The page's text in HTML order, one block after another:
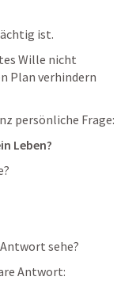
ist.
Wille nicht
Plan verhindern
persönliche Frage:
Leben?
sehe?
Antwort: